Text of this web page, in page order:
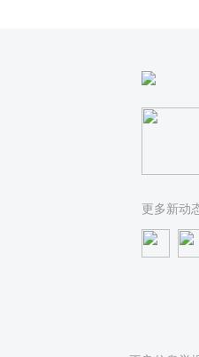
更多新动